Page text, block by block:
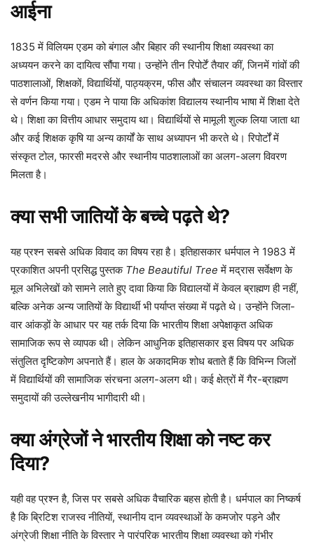
आईना
1835 में विलियम एडम को बंगाल और बिहार की स्थानीय शिक्षा व्यवस्था का
अध्ययन करने का दायित्व सौंपा गया। उन्होंने तीन रिपोर्टें तैयार कीं, जिनमें गांवों की
पाठशालाओं, शिक्षकों, विद्यार्थियों, पाठ्यक्रम, फीस और संचालन व्यवस्था का विस्तार
से वर्णन किया गया। एडम ने पाया कि अधिकांश विद्यालय स्थानीय भाषा में शिक्षा देते
थे। शिक्षा का वित्तीय आधार समुदाय था। विद्यार्थियों से मामूली शुल्क लिया जाता था
और कई शिक्षक कृषि या अन्य कार्यों के साथ अध्यापन भी करते थे। रिपोर्टों में
संस्कृत टोल, फारसी मदरसे और स्थानीय पाठशालाओं का अलग-अलग विवरण
मिलता है।
क्या सभी जातियों के बच्चे पढ़ते थे?
यह प्रश्न सबसे अधिक विवाद का विषय रहा है। इतिहासकार धर्मपाल ने 1983 में
प्रकाशित अपनी प्रसिद्ध पुस्तक The Beautiful Tree में मद्रास सर्वेक्षण के
मूल अभिलेखों को सामने लाते हुए दावा किया कि विद्यालयों में केवल ब्राह्मण ही नहीं,
बल्कि अनेक अन्य जातियों के विद्यार्थी भी पर्याप्त संख्या में पढ़ते थे। उन्होंने जिला-
वार आंकड़ों के आधार पर यह तर्क दिया कि भारतीय शिक्षा अपेक्षाकृत अधिक
सामाजिक रूप से व्यापक थी। लेकिन आधुनिक इतिहासकार इस विषय पर अधिक
संतुलित दृष्टिकोण अपनाते हैं। हाल के अकादमिक शोध बताते हैं कि विभिन्न जिलों
में विद्यार्थियों की सामाजिक संरचना अलग-अलग थी। कई क्षेत्रों में गैर-ब्राह्मण
समुदायों की उल्लेखनीय भागीदारी थी।
क्या अंग्रेजों ने भारतीय शिक्षा को नष्ट कर
दिया?
यही वह प्रश्न है, जिस पर सबसे अधिक वैचारिक बहस होती है। धर्मपाल का निष्कर्ष
है कि ब्रिटिश राजस्व नीतियों, स्थानीय दान व्यवस्थाओं के कमजोर पड़ने और
अंग्रेजी शिक्षा नीति के विस्तार ने पारंपरिक भारतीय शिक्षा व्यवस्था को गंभीर